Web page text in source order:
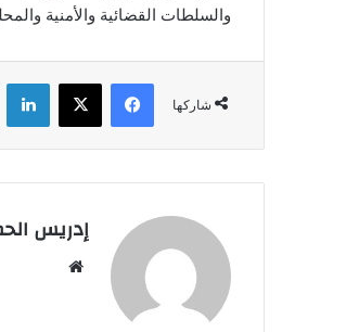
والسلطات القضائية والأمنية
شاركها
فيسبوك
إدريس